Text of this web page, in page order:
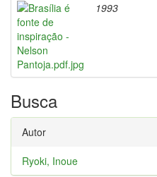
1993
Busca
Autor
Ryoki, Inoue